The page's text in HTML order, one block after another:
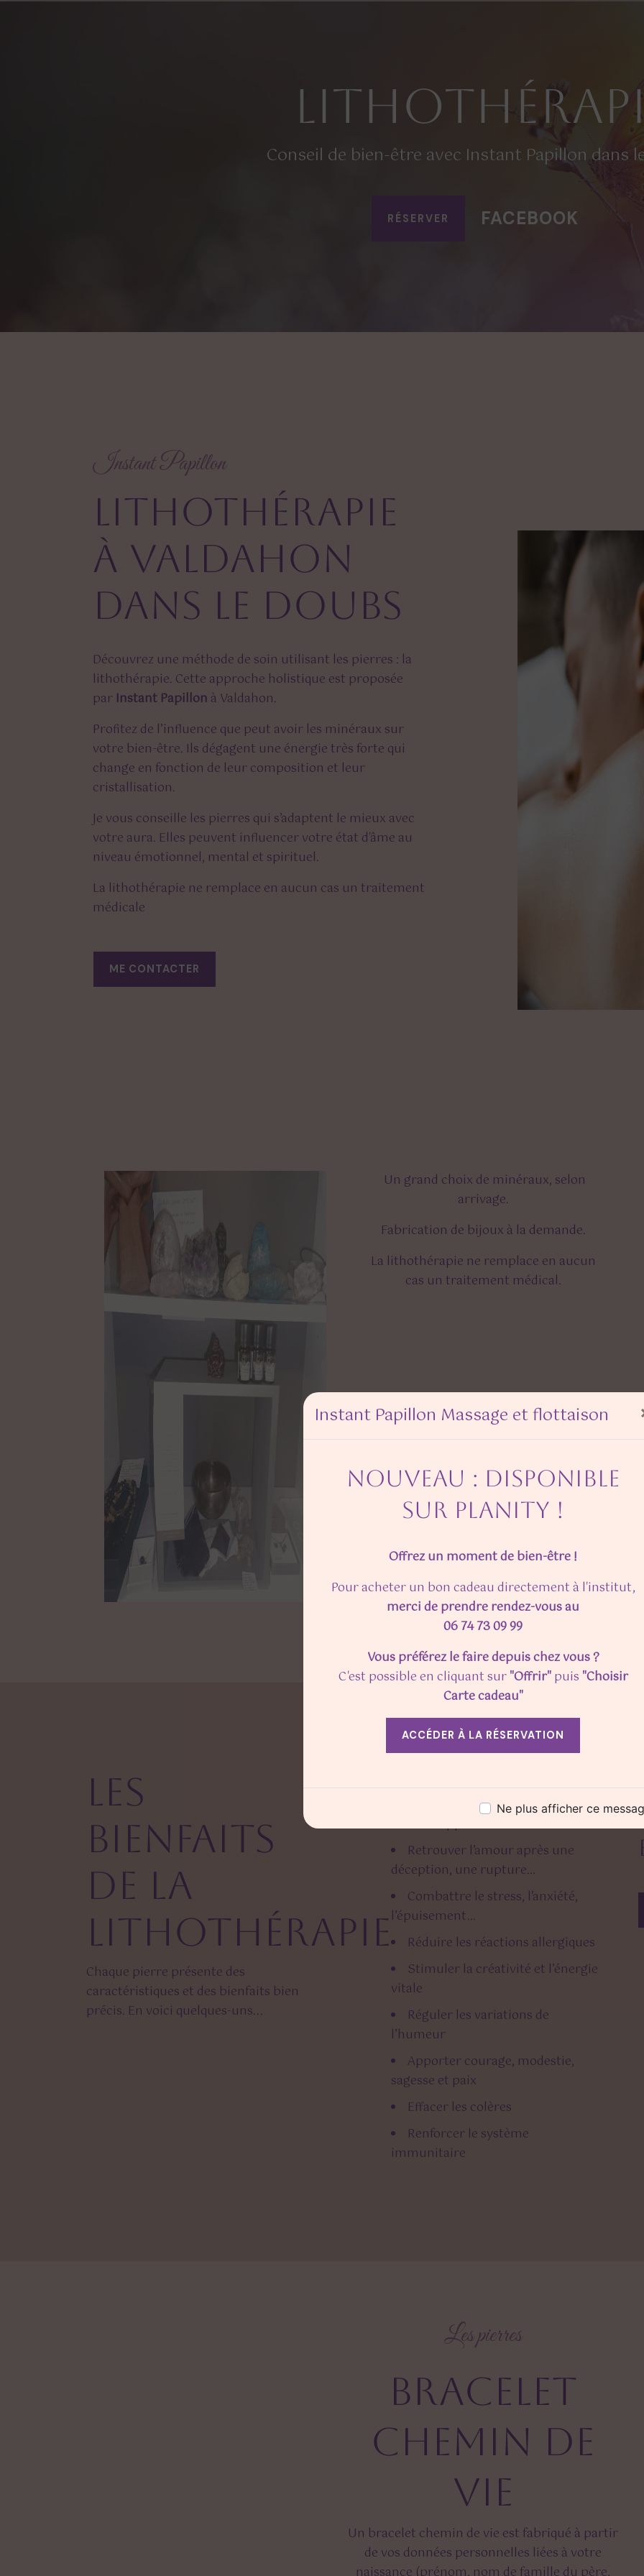
Instant Papillon Massage et flottaison
NOUVEAU : DISPONIBLE
SUR PLANITY !
Offrez un moment de bien-être !
Pour acheter un bon cadeau directement à l'institut,
merci de prendre rendez-vous au
06 74 73 09 99
Vous préférez le faire depuis chez vous ?
C'est possible en cliquant sur"Offrir"puis "Choisir
Carte cadeau"
ACCÉDER À LA RÉSERVATION
Ne plus afficher ce
Conseil de bien-être avec Instant Papillon dans
RÉSERVER FACEBOOK
Instant Papillon
Lithothérapie
à Valdahon
dans le Doubs
Découvrez une méthode de soin utilisant les pierres : la
lithothérapie. Cette approche holistique est proposée
par Instant Papillon à Valdahon.
Profitez de l’influence que peut avoir les minéraux sur
votre bien-être. Ils dégagent une énergie très forte qui
change en fonction de leur composition et leur
cristallisation.
Je vous conseille les pierres qui s’adaptent le mieux avec
votre aura. Elles peuvent influencer votre état d'âme au
niveau émotionnel, mental et spirituel.
La lithothérapie ne remplace en aucun cas un traitement
médicale
ME CONTACTER
Un grand choix de minéraux, selon
arrivage.
Fabrication de bijoux à la demande.
La lithothérapie ne remplace en aucun
cas un traitement médical.
Les
bienfaits
de la
lithothérapie
Chaque pierre présente des
caractéristiques et des bienfaits bien
précis. En voici quelques-uns...
Développer la confiance en soi
Retrouver l’amour après une
déception, une rupture…
Combattre le stress, l’anxiété,
l’épuisement…
Réduire les réactions allergiques
Stimuler la créativité et l’énergie
vitale
Réguler les variations de
l’humeur
Apporter courage, modestie,
sagesse et paix
Effacer les colères
Renforcer le système
immunitaire
Les pierres
Bracelet
chemin de
vie
Un bracelet chemin de vie est fabriqué à partir
de vos données personnelles liées à votre